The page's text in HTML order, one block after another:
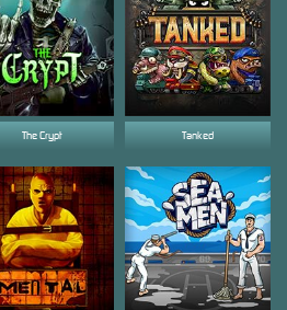
The Crypt Tanked